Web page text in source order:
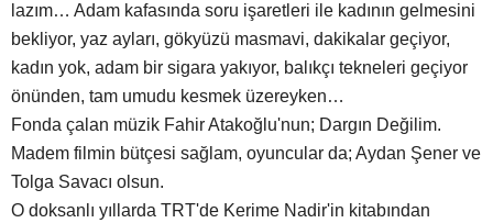
lazım… Adam kafasında soru işaretleri ile kadının gelmesini
bekliyor, yaz ayları, gökyüzü masmavi, dakikalar geçiyor,
kadın yok, adam bir sigara yakıyor, balıkçı tekneleri geçiyor
önünden, tam umudu kesmek üzereyken…
Fonda çalan müzik Fahir Atakoğlu'nun; Dargın Değilim.
Madem filmin bütçesi sağlam, oyuncular da; Aydan Şener ve
Tolga Savacı olsun.
O doksanlı yıllarda TRT'de Kerime Nadir'in kitabından